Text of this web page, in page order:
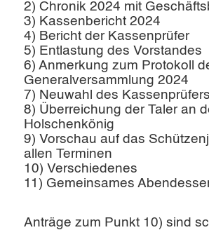
2) Chronik 2024 mit
3) Kassenbericht 2024
4) Bericht der Kassenprüfer
5) Entlastung des Vorstandes
6) Anmerkung zum Protokoll
Generalversammlung 2024
7) Neuwahl des Kassenprüfers
8) Überreichung der Taler an
Holschenkönig
9) Vorschau auf das
allen Terminen
10) Verschiedenes
11) Gemeinsames
Anträge zum Punkt 10) sind